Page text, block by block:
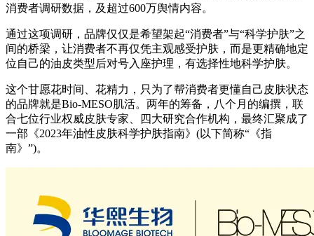
消费者调研数据，及超过600万舆情内容。
通过这项调研，品牌仅仅是希望架起“消费者”与“科学护肤”之
间的桥梁，让消费者不再仅凭主观感受护肤，而是更精确地定
位自己的油皮类型后对号入座护理，有选择性地科学护肤。
这个甘愿花时间、花精力，只为了帮消费者更懂自己皮肤状态
的品牌就是Bio-MESO肌活。两年的筹备，八个月的编撰，联
合七位行业权威皮肤专家、四大研究合作机构，最终汇聚成了
一部《2023年油性皮肤科学护肤指南》(以下简称“《指
南》”)。